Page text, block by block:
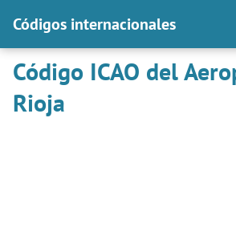
Códigos internacionales
Código ICAO del
Rioja